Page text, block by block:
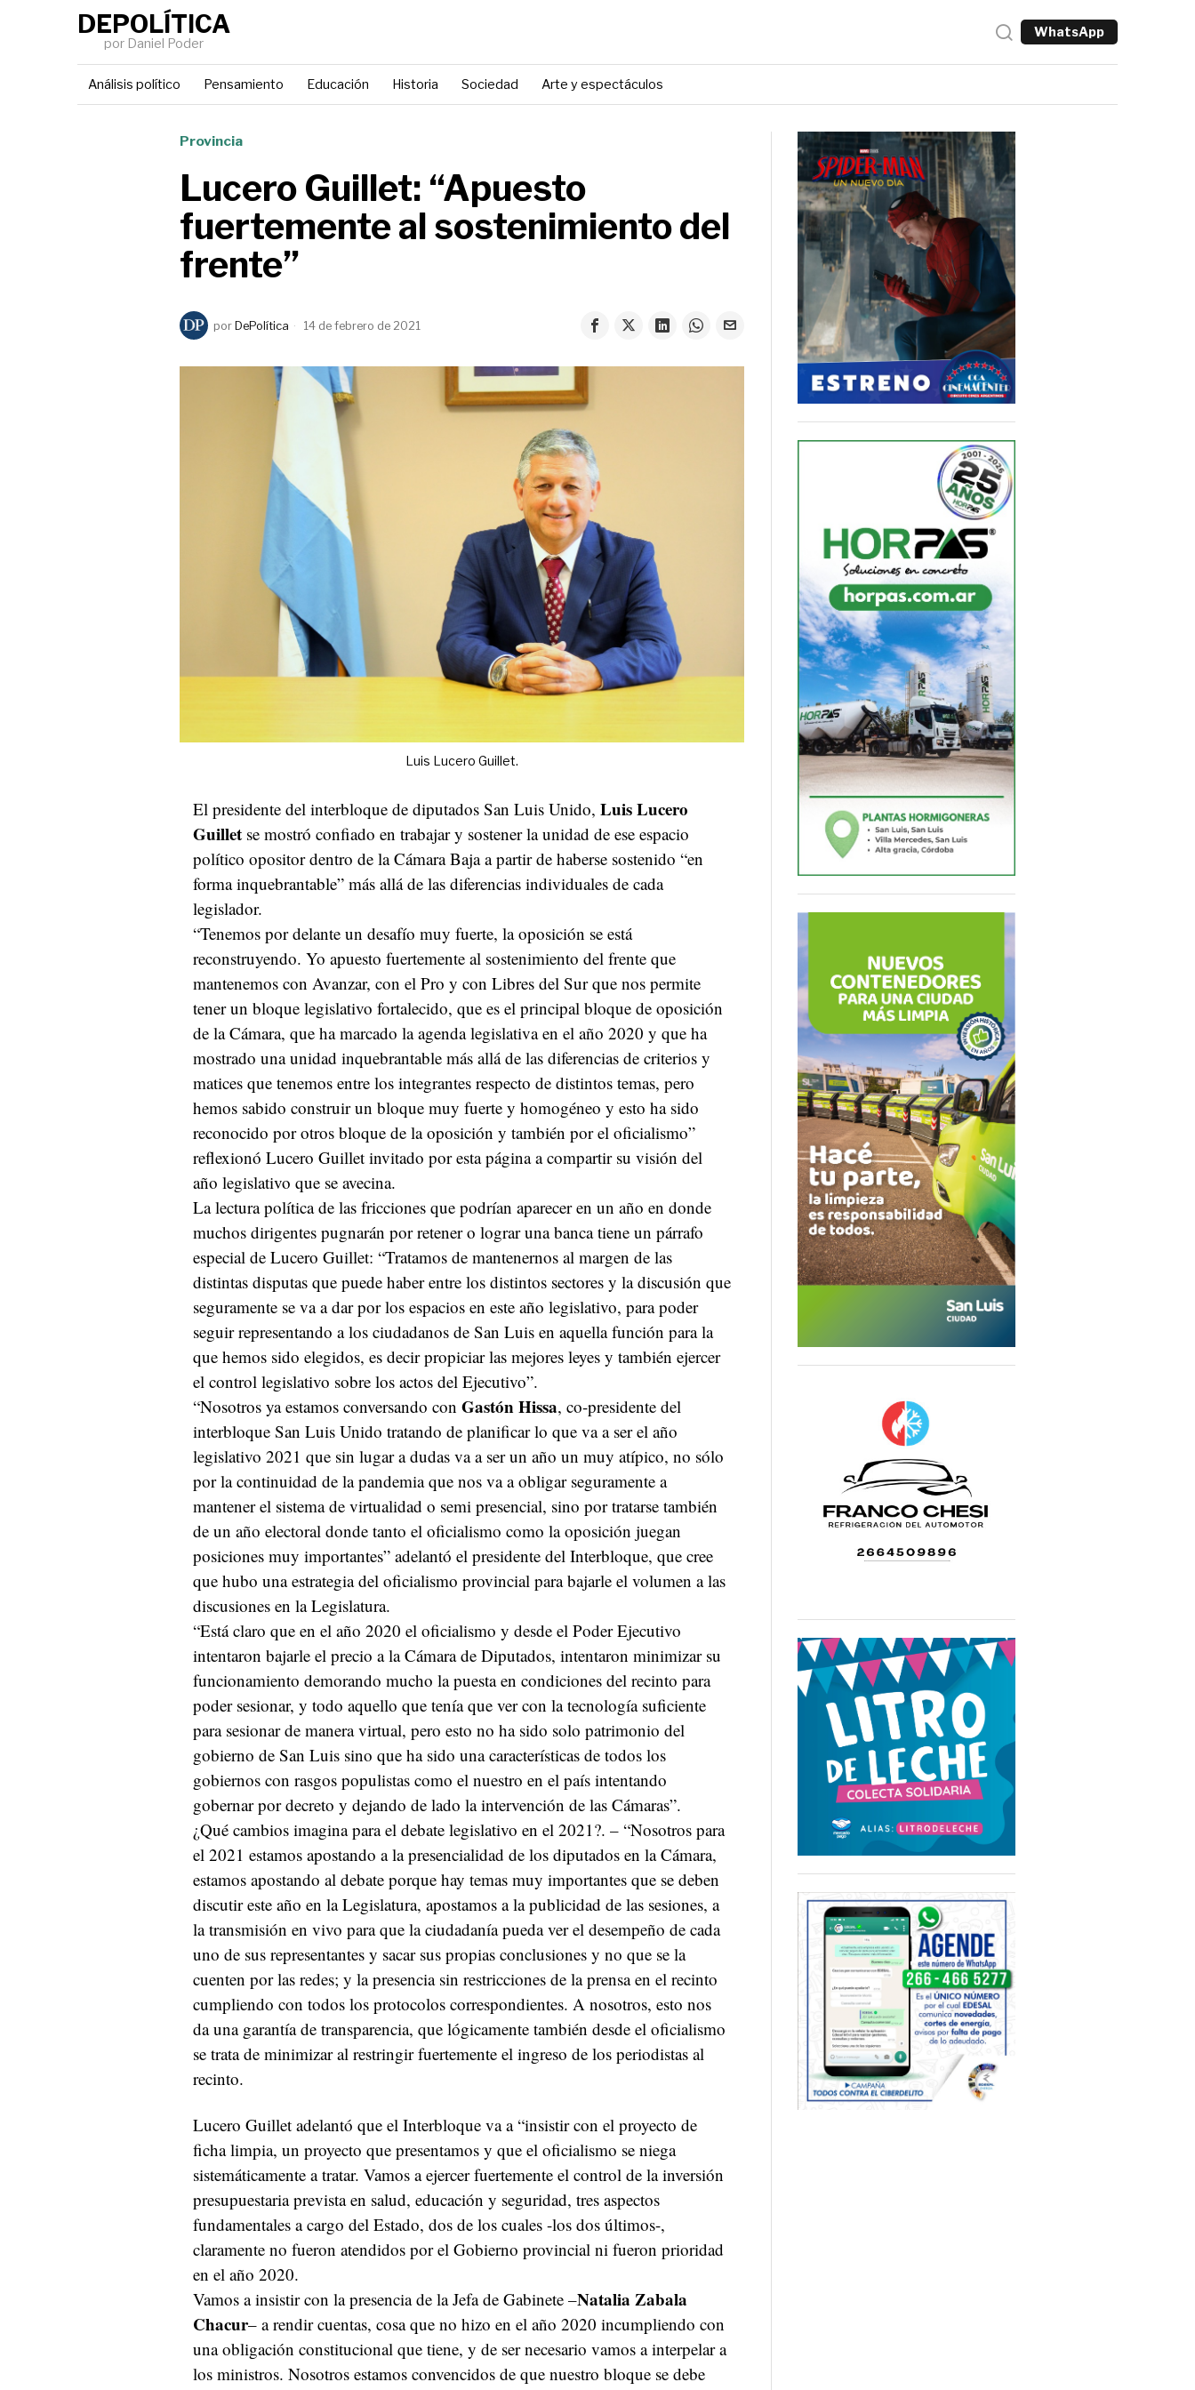
DEPOLÍTICA
por Daniel Poder
WhatsApp
Análisis político Pensamiento Educación Historia Sociedad Arte y espectáculos
Provincia
Lucero Guillet: “Apuesto
fuertemente al sostenimiento del
frente”
por DePolítica 14 de febrero de 2021
Luis Lucero Guillet.
El presidente del interbloque de diputados San Luis Unido, Luis Lucero
Guillet se mostró confiado en trabajar y sostener la unidad de ese espacio
político opositor dentro de la Cámara Baja a partir de haberse sostenido “en
forma inquebrantable” más allá de las diferencias individuales de cada
legislador.
“Tenemos por delante un desafío muy fuerte, la oposición se está
reconstruyendo. Yo apuesto fuertemente al sostenimiento del frente que
mantenemos con Avanzar, con el Pro y con Libres del Sur que nos permite
tener un bloque legislativo fortalecido, que es el principal bloque de oposición
de la Cámara, que ha marcado la agenda legislativa en el año 2020 y que ha
mostrado una unidad inquebrantable más allá de las diferencias de criterios y
matices que tenemos entre los integrantes respecto de distintos temas, pero
hemos sabido construir un bloque muy fuerte y homogéneo y esto ha sido
reconocido por otros bloque de la oposición y también por el oficialismo”
reflexionó Lucero Guillet invitado por esta página a compartir su visión del
año legislativo que se avecina.
La lectura política de las fricciones que podrían aparecer en un año en donde
muchos dirigentes pugnarán por retener o lograr una banca tiene un párrafo
especial de Lucero Guillet: “Tratamos de mantenernos al margen de las
distintas disputas que puede haber entre los distintos sectores y la discusión que
seguramente se va a dar por los espacios en este año legislativo, para poder
seguir representando a los ciudadanos de San Luis en aquella función para la
que hemos sido elegidos, es decir propiciar las mejores leyes y también ejercer
el control legislativo sobre los actos del Ejecutivo”.
“Nosotros ya estamos conversando con Gastón Hissa, co-presidente del
interbloque San Luis Unido tratando de planificar lo que va a ser el año
legislativo 2021 que sin lugar a dudas va a ser un año un muy atípico, no sólo
por la continuidad de la pandemia que nos va a obligar seguramente a
mantener el sistema de virtualidad o semi presencial, sino por tratarse también
de un año electoral donde tanto el oficialismo como la oposición juegan
posiciones muy importantes” adelantó el presidente del Interbloque, que cree
que hubo una estrategia del oficialismo provincial para bajarle el volumen a las
discusiones en la Legislatura.
“Está claro que en el año 2020 el oficialismo y desde el Poder Ejecutivo
intentaron bajarle el precio a la Cámara de Diputados, intentaron minimizar su
funcionamiento demorando mucho la puesta en condiciones del recinto para
poder sesionar, y todo aquello que tenía que ver con la tecnología suficiente
para sesionar de manera virtual, pero esto no ha sido solo patrimonio del
gobierno de San Luis sino que ha sido una características de todos los
gobiernos con rasgos populistas como el nuestro en el país intentando
gobernar por decreto y dejando de lado la intervención de las Cámaras”.
¿Qué cambios imagina para el debate legislativo en el 2021?. – “Nosotros para
el 2021 estamos apostando a la presencialidad de los diputados en la Cámara,
estamos apostando al debate porque hay temas muy importantes que se deben
discutir este año en la Legislatura, apostamos a la publicidad de las sesiones, a
la transmisión en vivo para que la ciudadanía pueda ver el desempeño de cada
uno de sus representantes y sacar sus propias conclusiones y no que se la
cuenten por las redes; y la presencia sin restricciones de la prensa en el recinto
cumpliendo con todos los protocolos correspondientes. A nosotros, esto nos
da una garantía de transparencia, que lógicamente también desde el oficialismo
se trata de minimizar al restringir fuertemente el ingreso de los periodistas al
recinto.
Lucero Guillet adelantó que el Interbloque va a “insistir con el proyecto de
ficha limpia, un proyecto que presentamos y que el oficialismo se niega
sistemáticamente a tratar. Vamos a ejercer fuertemente el control de la inversión
presupuestaria prevista en salud, educación y seguridad, tres aspectos
fundamentales a cargo del Estado, dos de los cuales -los dos últimos-,
claramente no fueron atendidos por el Gobierno provincial ni fueron prioridad
en el año 2020.
Vamos a insistir con la presencia de la Jefa de Gabinete –Natalia Zabala
Chacur– a rendir cuentas, cosa que no hizo en el año 2020 incumpliendo con
una obligación constitucional que tiene, y de ser necesario vamos a interpelar a
los ministros. Nosotros estamos convencidos de que nuestro bloque se debe